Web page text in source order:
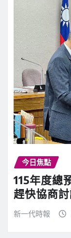
今日焦點
115年度總
趕快協商
新一代時報